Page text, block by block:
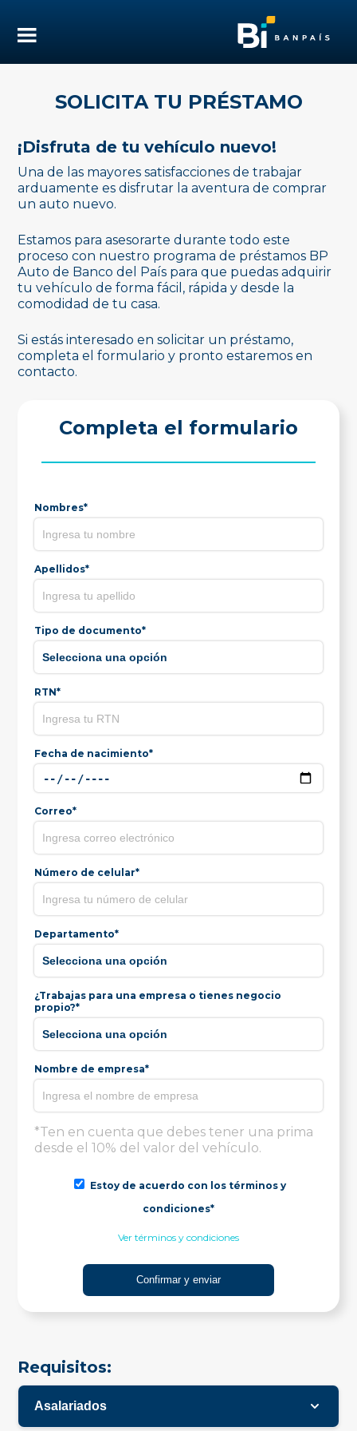
SOLICITA TU PRÉSTAMO
¡Disfruta de tu vehículo nuevo!
Una de las mayores satisfacciones de trabajar
arduamente es disfrutar la aventura de comprar
un auto nuevo.
Estamos para asesorarte durante todo este
proceso con nuestro programa de préstamos BP
Auto de Banco del País para que puedas adquirir
tu vehículo de forma fácil, rápida y desde la
comodidad de tu casa.
Si estás interesado en solicitar un préstamo,
completa el formulario y pronto estaremos en
contacto.
Completa el formulario
Nombres*
Apellidos*
Tipo de documento*
RTN*
Fecha de nacimiento*
Correo*
Número de celular*
Departamento*
¿Trabajas para una empresa o tienes negocio
propio?*
Nombre de empresa*
*Ten en cuenta que debes tener una prima
desde el 10% del valor del vehículo.
Estoy de acuerdo con los términos y
condiciones*
Ver términos y condiciones
Requisitos:
Asalariados